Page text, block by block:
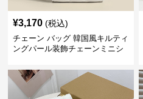
¥3,170 (税込)
チェーン バッグ 韓国風キルティ
ングパール装飾チェーンミニシ